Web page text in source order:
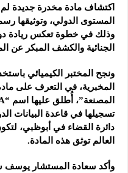
اكتشاف مادة مخدرة جديدة
المستوى الدولي، وتوثيقها
وذلك في خطوة تعكس ريادة
الجنائية والكشف المبكر عن
ونجح المختبر الكيميائي
المخبرية، في التعرف على
تسجيلها في قاعدة البيانات
دائرة القضاء في أبوظبي،
العالم توثق هذه المادة.
وأكد سعادة المستشار يوسف